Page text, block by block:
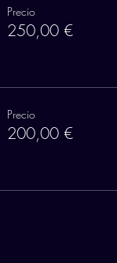
Precio
250,00 €
Precio
200,00 €